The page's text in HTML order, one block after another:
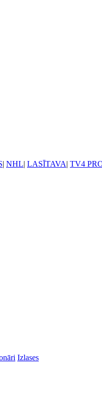
| NHL| LASĪTAVA| TV4
Izlases